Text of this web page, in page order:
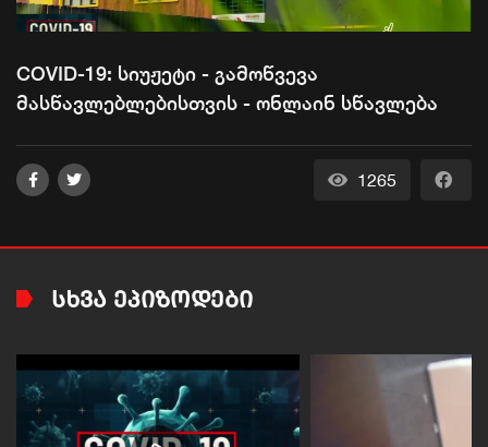
Video
COVID-19: სიუჟეტი - გამოწვევა
მასწავლებლებისთვის - ონლაინ სწავლება
1265
ᲡᲮᲕᲐ ᲔᲞᲘᲖᲝᲓᲔᲑᲘ